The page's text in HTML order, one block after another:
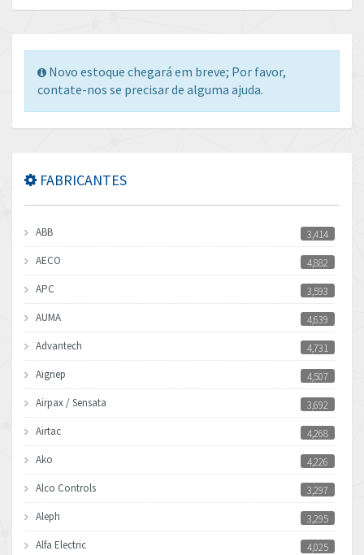
Novo estoque chegará em breve; Por favor,
contate-nos se precisar de alguma ajuda.
FABRICANTES
ABB
3,414
AECO
4,882
APC
3,593
AUMA
4,639
Advantech
4,731
Aignep
4,507
Airpax / Sensata
3,692
Airtac
4,268
Ako
4,226
Alco Controls
3,297
Aleph
3,295
Alfa Electric
4,025